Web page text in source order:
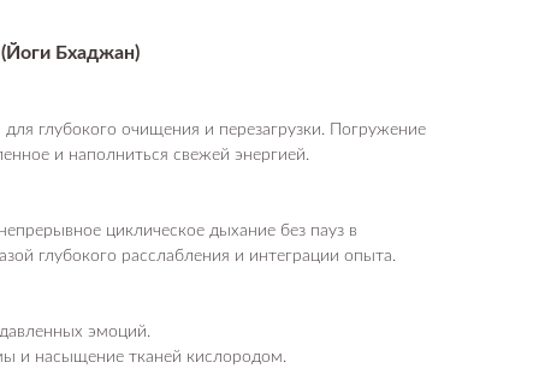
Бхаджан)
глубокого очищения и перезагрузки. Погружение
и наполниться свежей энергией.
циклическое дыхание без пауз в
глубокого расслабления и интеграции опыта.
эмоций.
и насыщение тканей кислородом.